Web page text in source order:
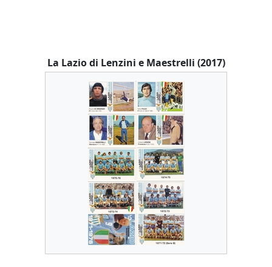
La Lazio di Lenzini e Maestrelli (2017)